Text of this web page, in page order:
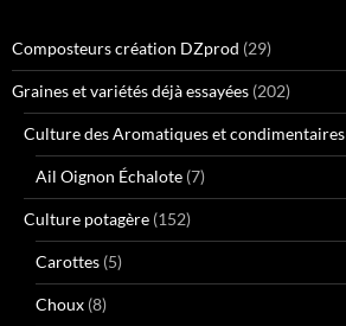
Composteurs création DZprod (29)
Graines et variétés déjà essayées (202)
Culture des Aromatiques et condimentaires
Ail Oignon Échalote (7)
Culture potagère (152)
Carottes (5)
Choux (8)